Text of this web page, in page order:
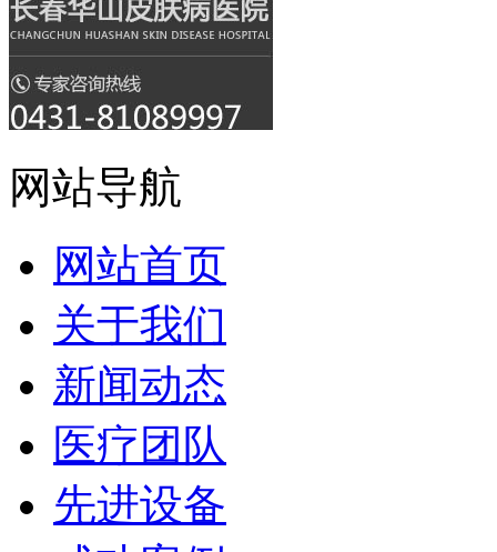
网站导航
网站首页
关于我们
新闻动态
医疗团队
先进设备